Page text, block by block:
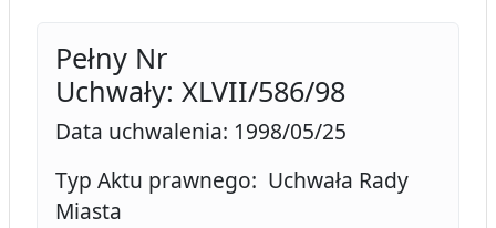
Pełny Nr
Uchwały: XLVII/586/98
Data uchwalenia: 1998/05/25
Typ Aktu prawnego: Uchwała Rady
Miasta